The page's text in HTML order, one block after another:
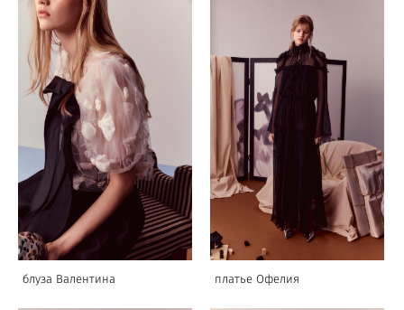
блуза Валентина платье Офелия